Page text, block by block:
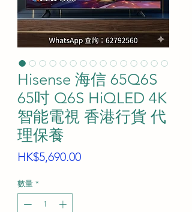
Hisense 海信 65Q6S
65吋 Q6S HiQLED 4K
智能電視 香港行貨 代
理保養
HK$5,690.00價
數量 *